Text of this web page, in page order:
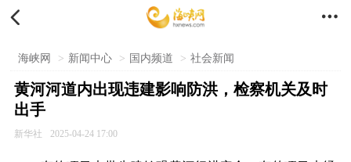
 
海峡网 > 新闻中心 > 国内频道 > 社会新闻
黄河河道内出现违建影响防洪，检察机关及时
出手
新华社 2025-04-24 17:00